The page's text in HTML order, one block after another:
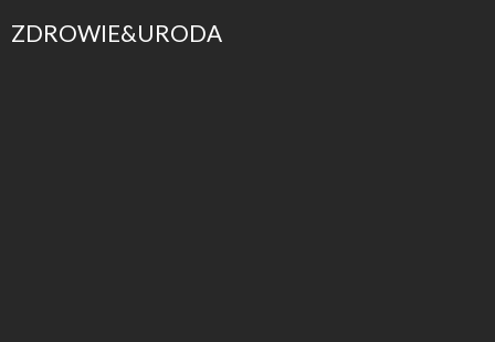
ZDROWIE&URODA